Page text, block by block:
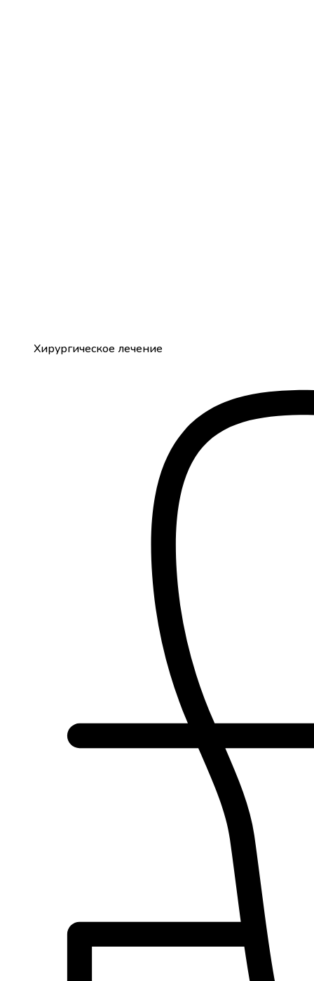
Хирургическое лечение